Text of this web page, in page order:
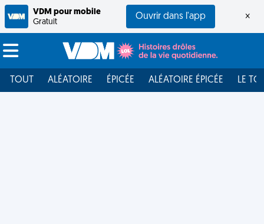
VDM pour mobile
Gratuit
Ouvrir dans l'app ×
TOUT ALÉATOIRE ÉPICÉE ALÉATOIRE ÉPICÉE LE